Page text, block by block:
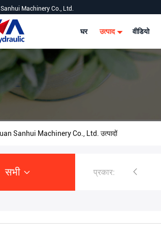
Machinery Co., Ltd.
घर उत्पाद वीडियो
Sanhui Machinery Co., Ltd. उत्पादों
सभी प्रकार:
खुदाई हाइड्रोलिक पंप